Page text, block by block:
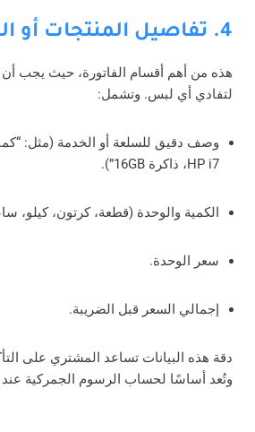
4. تفاصيل المنتجات أو الخدمات
هذه من أهم أقسام الفاتورة، حيث يجب
لتفادي أي لبس. وتشمل:
وصف دقيق للسلعة أو الخدمة (مثل:
HP i7، ذاكرة 16GB”).
الكمية والوحدة (قطعة، كرتون، كيلو،
سعر الوحدة.
إجمالي السعر قبل الضريبة.
دقة هذه البيانات تساعد المشتري على
وتُعد أساسًا لحساب الرسوم الجمركية عند